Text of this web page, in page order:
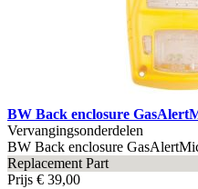
BW Back enclosure
Vervangingsonderdelen
BW Back enclosure
Replacement Part
Prijs € 39,00